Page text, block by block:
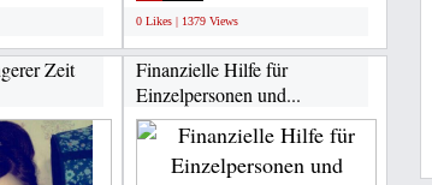
0 Likes | 1379 Views
Zeit
Finanzielle Hilfe für
Einzelpersonen und...